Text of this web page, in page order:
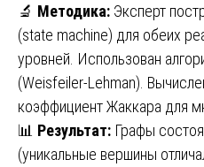
🔬 Методика: Эксперт
(state machine) для обеих
уровней. Использован
(Weisfeiler-Lehman).
коэффициент Жаккара для
📊 Результат: Графы
(уникальные вершины